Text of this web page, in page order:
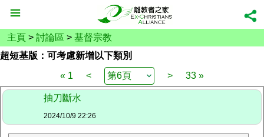
主頁 > 討論區 > 基督宗教
超短基版：可考慮新增以下類別
« 1
< > 33 »
抽刀斷水
2024/10/9 22:26